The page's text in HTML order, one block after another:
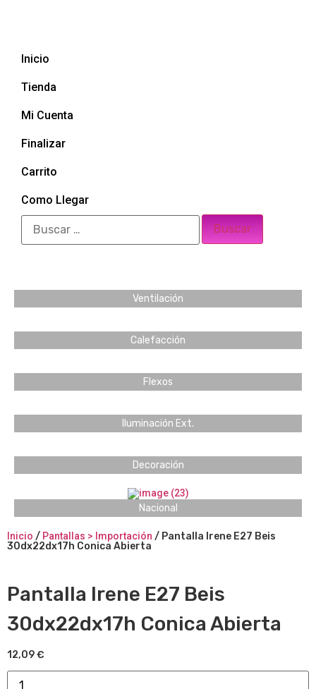
Inicio
Tienda
Mi Cuenta
Finalizar
Carrito
Como Llegar
Ventilación
Calefacción
Flexos
Iluminación Ext.
Decoración
Nacional
Inicio / Pantallas > Importación / Pantalla Irene E27 Beis
30dx22dx17h Conica Abierta
Pantalla Irene E27 Beis
30dx22dx17h Conica Abierta
12,09€